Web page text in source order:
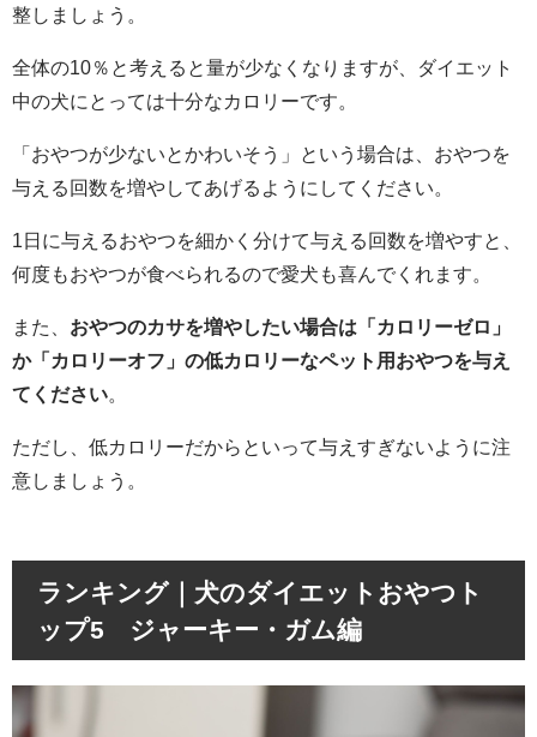
整しましょう。
全体の10％と考えると量が少なくなりますが、ダイエット
中の犬にとっては十分なカロリーです。
「おやつが少ないとかわいそう」という場合は、おやつを
与える回数を増やしてあげるようにしてください。
1日に与えるおやつを細かく分けて与える回数を増やすと、
何度もおやつが食べられるので愛犬も喜んでくれます。
また、 おやつのカサを増やしたい場合は「カロリーゼロ」
か「カロリーオフ」の低カロリーなペット用おやつを与え
てください。
ただし、低カロリーだからといって与えすぎないように注
意しましょう。
ランキング｜犬のダイエットおやつト
ップ5 ジャーキー・ガム編